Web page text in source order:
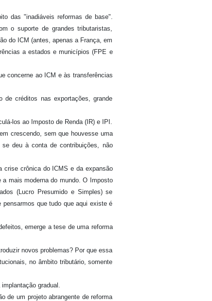
das "inadiáveis reformas de base".
o suporte de grandes tributaristas,
do ICM (antes, apenas a França, em
a estados e municípios (FPE e
concerne ao ICM e às transferências
de créditos nas exportações, grande
los ao Imposto de Renda (IR) e IPI.
crescendo, sem que houvesse uma
se deu à conta de contribuições, não
crise crônica do ICMS e da expansão
mais moderna do mundo. O Imposto
(Lucro Presumido e Simples) se
que tudo que aqui existe é
emerge a tese de uma reforma
novos problemas? Por que essa
no âmbito tributário, somente
gradual.
de um projeto abrangente de reforma